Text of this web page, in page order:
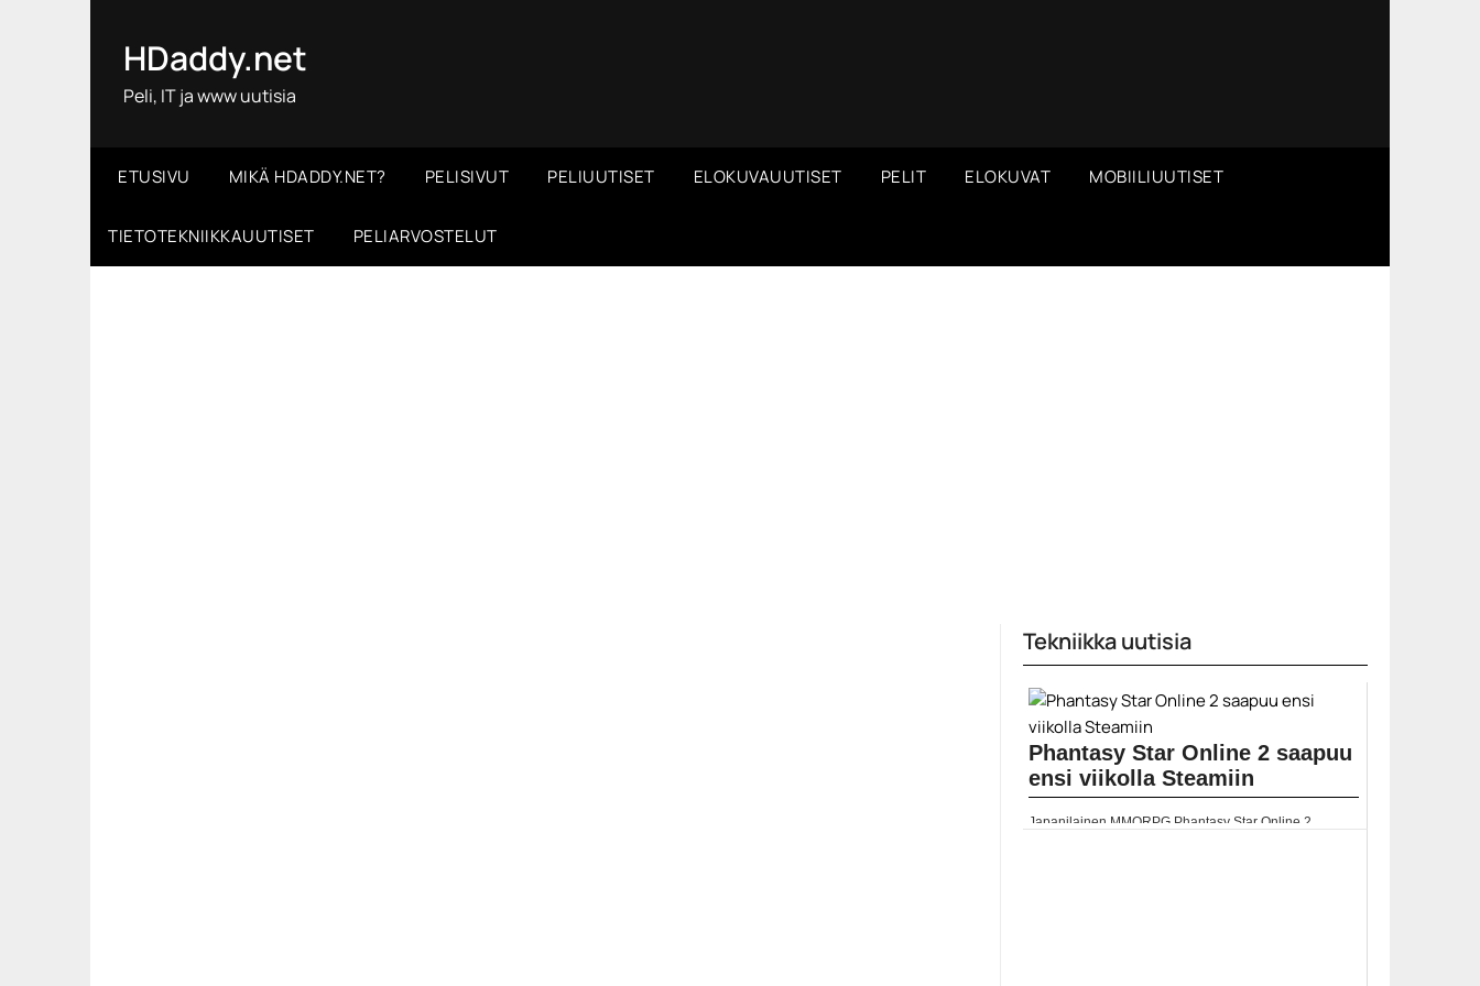
HDaddy.net
Peli, IT ja www uutisia
ETUSIVU MIKÄ HDADDY.NET? PELISIVUT PELIUUTISET ELOKUVAUUTISET PELIT ELOKUVAT MOBIILIUUTISET
TIETOTEKNIIKKAUUTISET PELIARVOSTELUT
Tekniikka uutisia
Phantasy Star Online 2 saapuu
ensi viikolla Steamiin
Japanilainen MMORPG Phantasy Star Online 2